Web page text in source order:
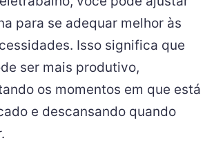
para se adequar melhor às
Isso significa que
ser mais produtivo,
os momentos em que está
e descansando quando